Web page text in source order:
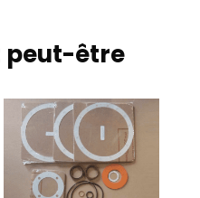
peut-être